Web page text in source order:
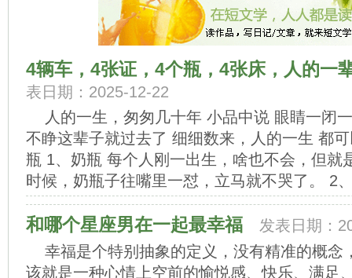
4辆车，4张证，4个瓶，4张床，人的一
表日期：2025-12-22
人的一生，匆匆几十年 小品中说 眼睛一闭
不睁这辈子就过去了 细细数来，人的一生 都
瓶 1、奶瓶 每个人刚一出生，啥也不会，但就
时候，奶瓶子往嘴里一怼，立马就不哭了。 2
和哪个星座男在一起最幸福
发表日期：
幸福是个特别抽象的定义，没有精准的概念
该就是一种心情上空前的愉悦感、快乐、满足